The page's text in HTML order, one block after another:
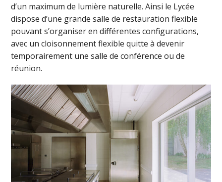
d’un maximum de lumière naturelle. Ainsi le Lycée
dispose d’une grande salle de restauration flexible
pouvant s’organiser en différentes configurations,
avec un cloisonnement flexible quitte à devenir
temporairement une salle de conférence ou de
réunion.